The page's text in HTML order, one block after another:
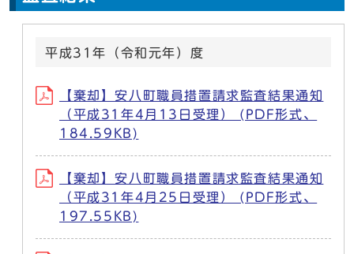
平成31年（令和元年）度
【棄却】安八町職員措置請求監査結果通知
（平成31年4月13日受理） (PDF形式、
184.59KB)
【棄却】安八町職員措置請求監査結果通知
（平成31年4月25日受理） (PDF形式、
197.55KB)